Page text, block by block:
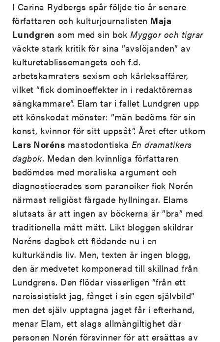
I Carina Rydbergs spår följde tio år senare
författaren och kulturjournalisten Maja
Lundgren som med sin bokMyggor och tigrar
väckte stark kritik för sina ”avslöjanden” av
kulturetablissemangets och f.d.
arbetskamraters sexism och kärleksaffärer,
vilket ”fick dominoeffekter in i redaktörernas
sängkammare”. Elam tar i fallet Lundgren upp
ett könskodat mönster: ”män bedöms för sin
konst, kvinnor för sitt uppsåt”. Året efter utkom
Lars Noréns mastodontiska En dramatikers
dagbok. Medan den kvinnliga författaren
bedömdes med moraliska argument och
diagnosticerades som paranoiker fick Norén
närmast religiöst färgade hyllningar. Elams
slutsats är att ingen av böckerna är ”bra” med
traditionella mått mätt. Likt bloggen skildrar
Noréns dagbok ett flödande nu i en
kulturkändis liv. Men, texten är ingen blogg,
den är medvetet komponerad till skillnad från
Lundgrens. Den flödar visserligen ”från ett
narcissistiskt jag, fånget i sin egen självbild”
men det själv upptagna jaget får i efterhand,
menar Elam, ett slags allmängiltighet där
personen Norén försvinner för att ersättas av